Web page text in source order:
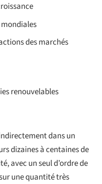
mondiales
des marchés
renouvelables
dans un
dizaines à centaines de
avec un seul d’ordre de
une quantité très